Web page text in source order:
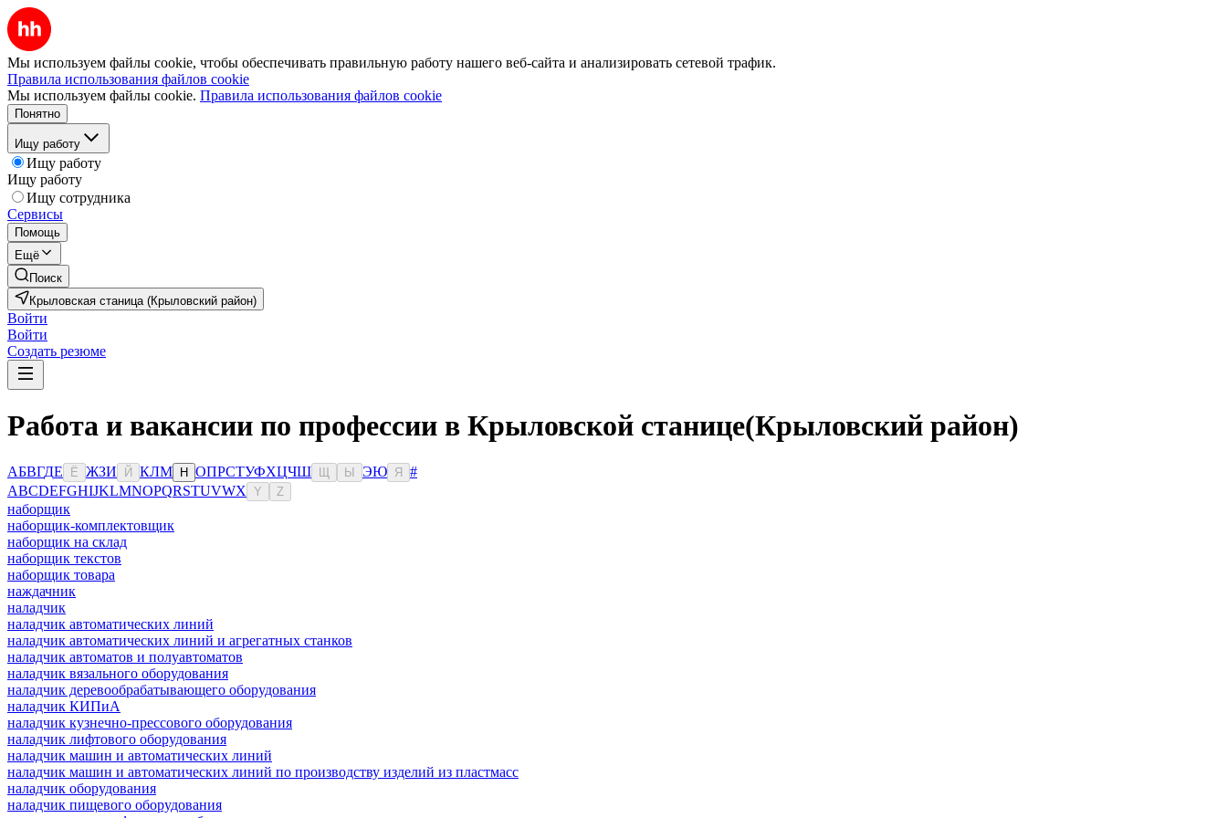
Мы используем файлы cookie, чтобы обеспечивать правильную работу нашего веб-сайта и анализировать сетевой трафик.
Правила использования файлов cookie
Мы используем файлы cookie. Правила использования файлов cookie
Понятно
Ищу работу
Ищу работу
Ищу работу
Ищу сотрудника
Сервисы
Помощь
Ещё
Поиск
Крыловская станица (Крыловский район)
Войти
Войти
Создать резюме
Работа и вакансии по профессии в Крыловской станице(Крыловский район)
АБВГДЕ Ё ЖЗИ Й КЛМ Н ОПРСТУФХЦЧШ Ы ЭЮ Я
#
ABCDEFGHIJKLMNOPQRSTUVWX Y Z
наборщик
наборщик-комплектовщик
наборщик на склад
наборщик текстов
наборщик товара
наждачник
наладчик
наладчик автоматических линий
наладчик автоматических линий и агрегатных станков
наладчик автоматов и полуавтоматов
наладчик вязального оборудования
наладчик деревообрабатывающего оборудования
наладчик КИПиА
наладчик кузнечно-прессового оборудования
наладчик лифтового оборудования
наладчик машин и автоматических линий
наладчик машин и автоматических линий по производству изделий из пластмасс
наладчик оборудования
наладчик пищевого оборудования